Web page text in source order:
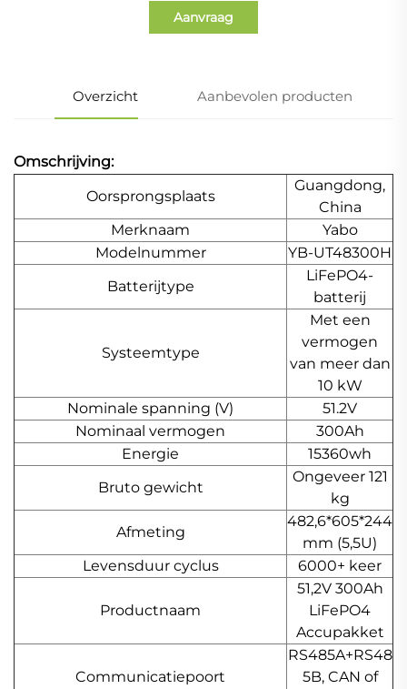
Aanvraag
Overzicht Aanbevolen producten
Omschrijving:
Oorsprongsplaats
Guangdong,
China
Merknaam
Yabo
Modelnummer
YB-UT48300H
Batterijtype
LiFePO4-
batterij
Systeemtype
Met een
vermogen
van meer dan
10 kW
Nominale spanning (V)
51.2V
Nominaal vermogen
300Ah
Energie
15360wh
Bruto gewicht
Ongeveer 121
kg
Afmeting
482,6*605*244
mm (5,5U)
Levensduur cyclus
6000+ keer
Productnaam
51,2V 300Ah
LiFePO4
Accupakket
Communicatiepoort
RS485A+RS48
5B, CAN of